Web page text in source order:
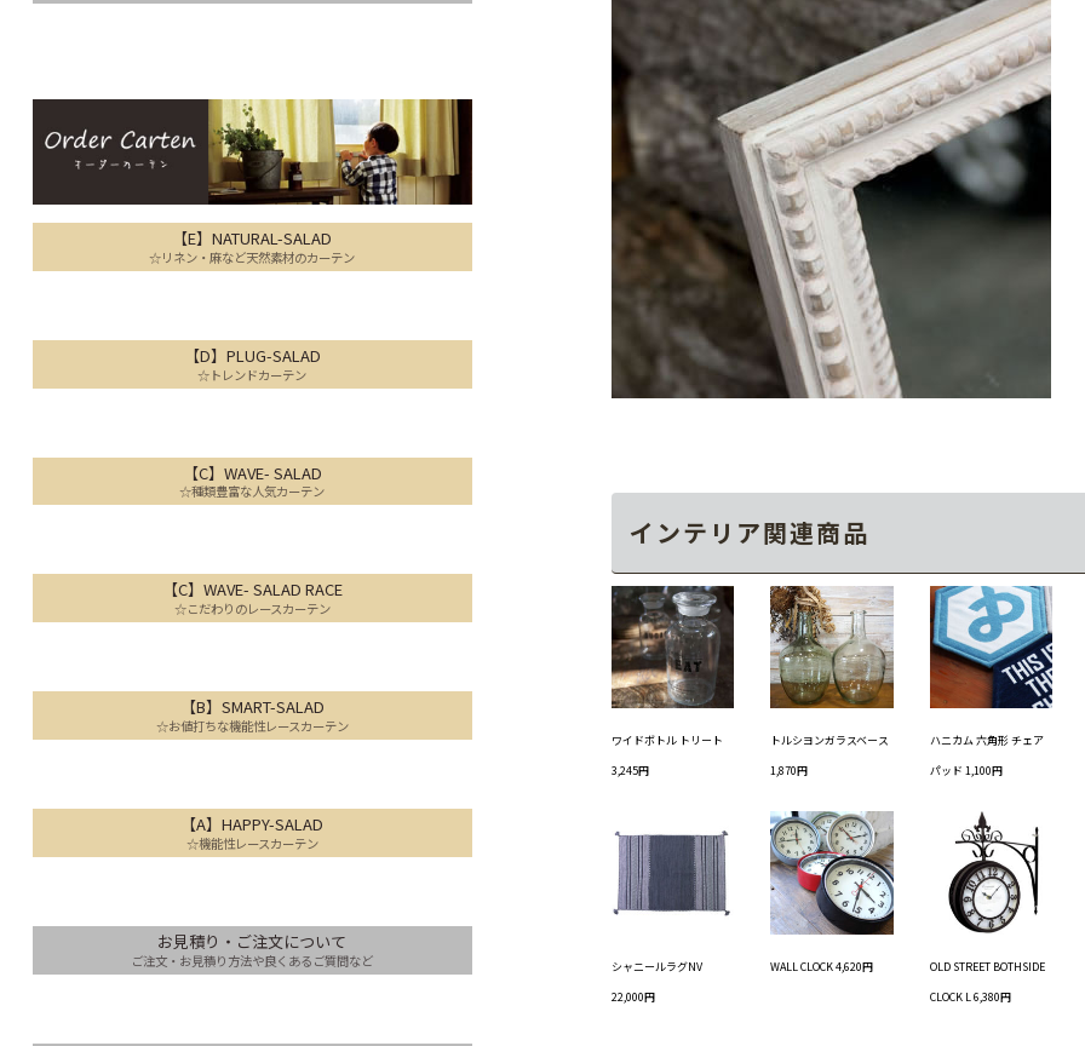
インテリア関連商品
ワイドボトル トリート
3,245円
トルシヨンガラスベース
1,870円
ハニカム 六角形 チェア
パッド 1,100円
シャニールラグNV
22,000円
WALL CLOCK 4,620円
OLD STREET BOTHSIDE
CLOCK L 6,380円
【E】NATURAL-SALAD
☆リネン・麻など天然素材のカーテン
【D】PLUG-SALAD
☆トレンドカーテン
【C】WAVE- SALAD
☆種類豊富な人気カーテン
【C】WAVE- SALAD RACE
☆こだわりのレースカーテン
【B】SMART-SALAD
☆お値打ちな機能性レースカーテン
【A】HAPPY-SALAD
☆機能性レースカーテン
お見積り・ご注文について
ご注文・お見積り方法や良くあるご質問など